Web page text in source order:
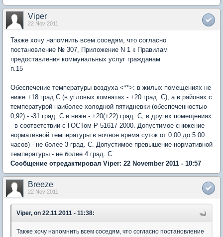
Viper
22 Nov 2011
Также хочу напомнить всем соседям, что согласно
постановление № 307, Приложение N 1 к Правилам
предоставления коммунальных услуг гражданам
п.15
Обеспечение температуры воздуха <**>: в жилых помещениях не
ниже +18 град C (в угловых комнатах - +20 град. C), а в районах c
температурой наиболее холодной пятидневки (обеспеченностью
0,92) - -31 град. C и ниже - +20(+22) град. C; в других помещениях
- в соответствии с ГОСТом Р 51617-2000. Допустимое снижение
нормативной температуры в ночное время суток от 0.00 до 5.00
часов) - не более 3 град. C. Допустимое превышение нормативной
температуры - не более 4 град. C
Сообщение отредактировал Viper: 22 November 2011 - 10:57
Breeze
22 Nov 2011
Viper, on 22.11.2011 - 11:38:
Также хочу напомнить всем соседям, что согласно постановление